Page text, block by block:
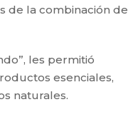
de la combinación de
les permitió
esenciales,
naturales.